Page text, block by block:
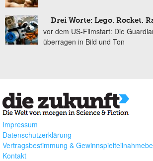
Drei Worte: Lego. Rocket.
vor dem US-Filmstart: Die
überragen in Bild und Ton
Impressum
Datenschutzerklärung
Vertragsbestimmung &
Kontakt